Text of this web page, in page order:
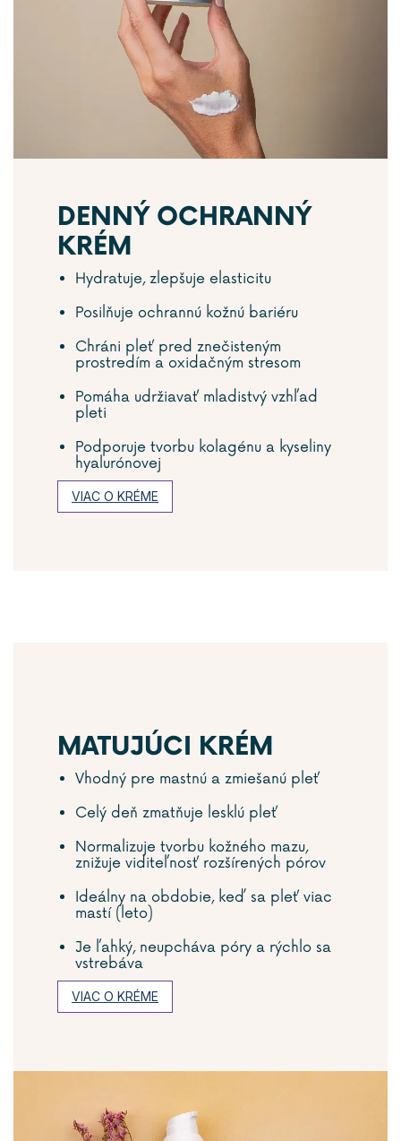
DENNÝ OCHRANNÝ
KRÉM
Hydratuje, zlepšuje elasticitu
Posilňuje ochrannú kožnú bariéru
Chráni pleť pred znečisteným
prostredím a oxidačným stresom
Pomáha udržiavať mladistvý vzhľad
pleti
Podporuje tvorbu kolagénu a kyseliny
hyalurónovej
VIAC O KRÉME
MATUJÚCI KRÉM
Vhodný pre mastnú a zmiešanú pleť
Celý deň zmatňuje lesklú pleť
Normalizuje tvorbu kožného mazu,
znižuje viditeľnosť rozšírených pórov
Ideálny na obdobie, keď sa pleť viac
mastí (leto)
Je ľahký, neupcháva póry a rýchlo sa
vstrebáva
VIAC O KRÉME